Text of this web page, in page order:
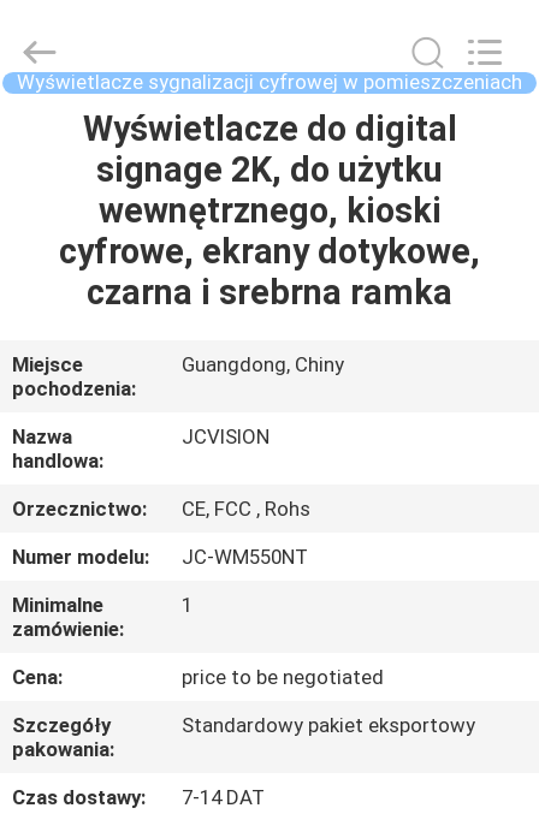
PRODUKTY
WYCIECZKA
PO
FABRYCE
KONTROLA
JAKOŚCI
SKONTAKTUJ
SIĘ
Z
NAMI
Interactive
Technology
Co.,
Ltd..Wyświetlacze sygnalizacji cyfrowej w pomieszczeniach
Wyświetlacze do digital
signage 2K, do użytku
wewnętrznego, kioski
cyfrowe, ekrany dotykowe,
czarna i srebrna ramka
Miejsce
pochodzenia:
Guangdong, Chiny
Nazwa
handlowa:
JCVISION
Orzecznictwo:
CE, FCC , Rohs
Numer modelu:
JC-WM550NT
Minimalne
zamówienie:
1
Cena:
price to be negotiated
Szczegóły
pakowania:
Standardowy pakiet eksportowy
Czas dostawy:
7-14 DAT